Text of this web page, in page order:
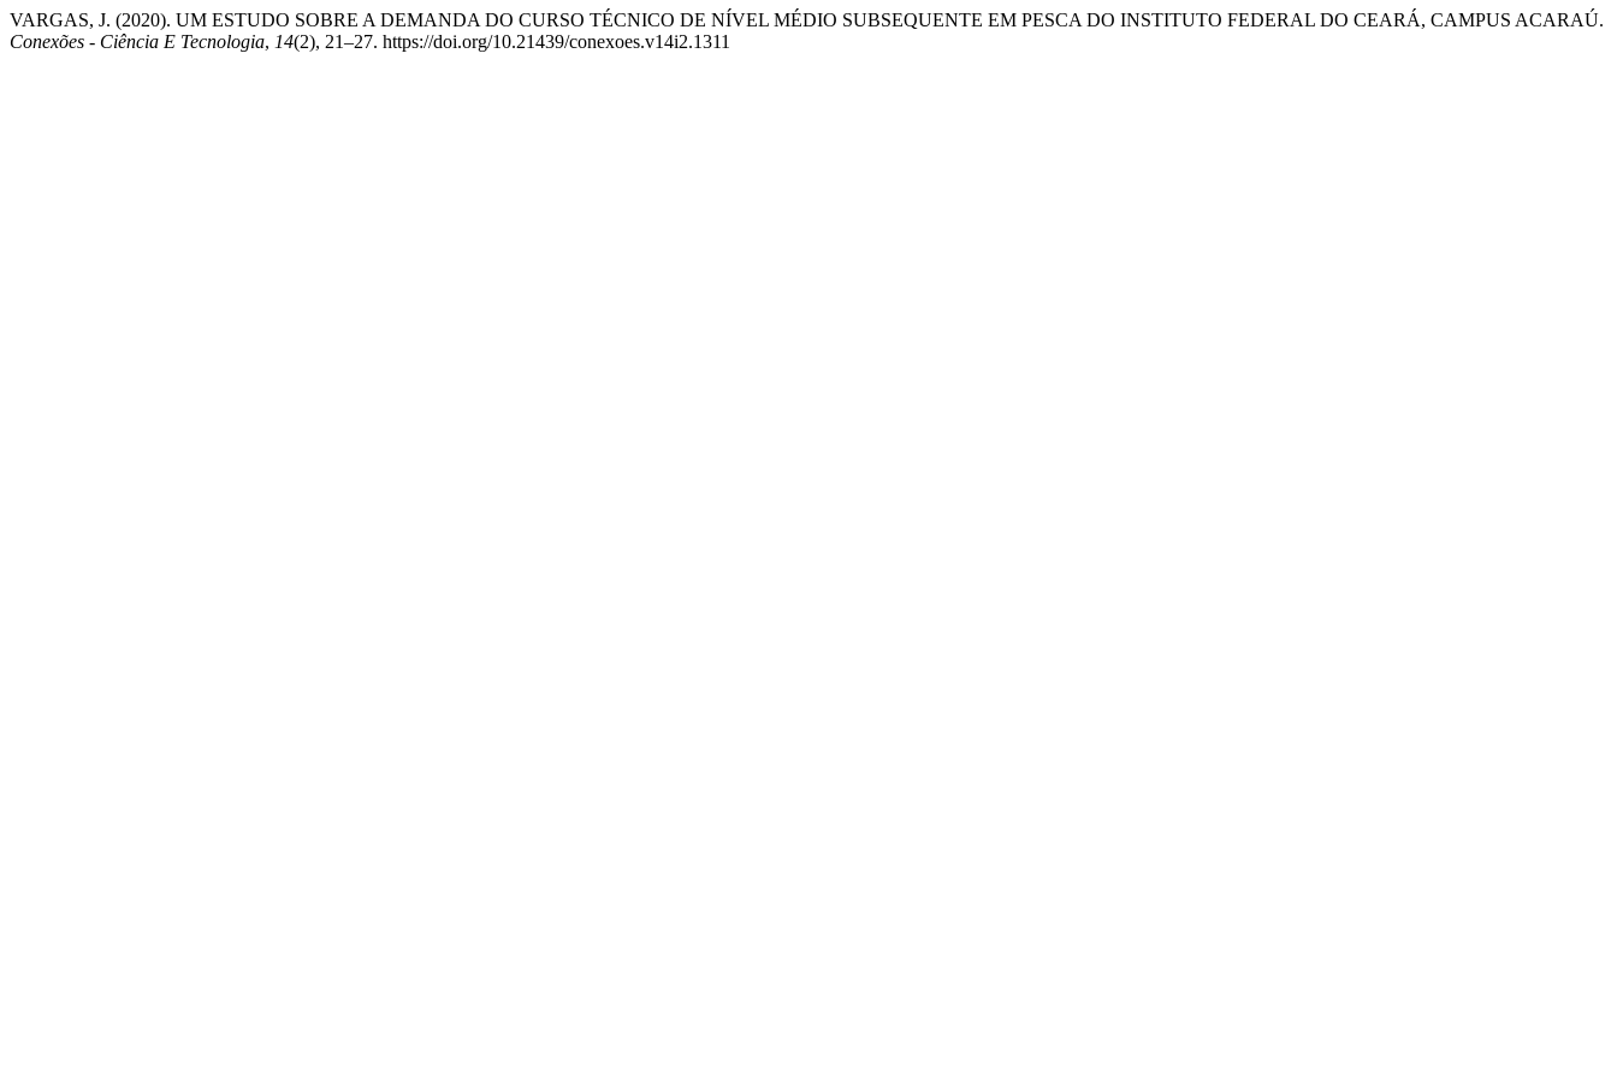
VARGAS, J. (2020). UM ESTUDO SOBRE A DEMANDA DO CURSO TÉCNICO DE NÍVEL MÉDIO SUBSEQUENTE EM PESCA DO INSTITUTO FEDERAL DO CEARÁ, CAMPUS ACARAÚ.
Conexões - Ciência E Tecnologia, 14(2), 21–27. https://doi.org/10.21439/conexoes.v14i2.1311